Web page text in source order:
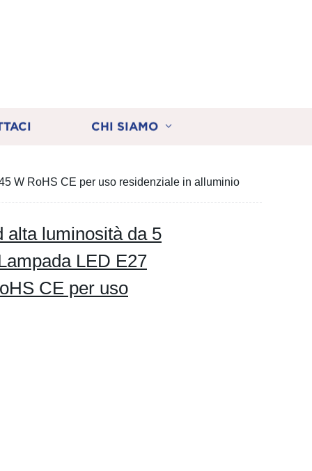
CHI SIAMO
W RoHS CE per uso residenziale in alluminio
alta luminosità da 5
LED E27
CE per uso